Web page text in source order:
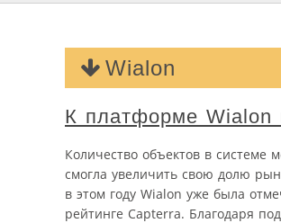
Wialon
К платформе Wialon
Количество объектов в системе
смогла увеличить свою долю
в этом году Wialon уже была
рейтинге Capterra. Благодаря